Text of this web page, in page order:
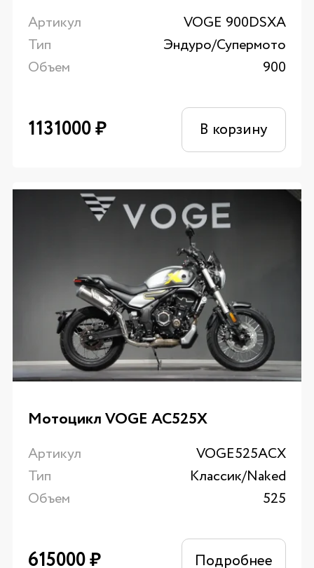
Артикул
VOGE 900DSXA
Тип
Эндуро/Супермото
Объем
900
1131000₽ В корзину
Мотоцикл VOGE AC525X
Артикул
VOGE525ACX
Тип
Классик/Naked
Объем
525
615000₽ Подробнее